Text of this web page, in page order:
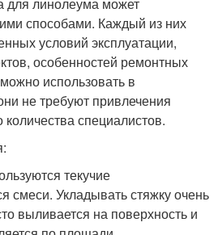
способами. Каждый из них
условий эксплуатации,
особенностей ремонтных
использовать в
не требуют привлечения
специалистов.
текучие
Укладывать стяжку очень
выливается на поверхность и